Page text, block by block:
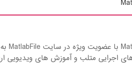
آشنایی با بلوک UPFC کنترل کننده یک پارچه پخش توان سه فاز در نرم افزار Matlab با عضویت ویژه در سایت MatlabFile به
اجرایی متلب و آموزش های ویدیویی